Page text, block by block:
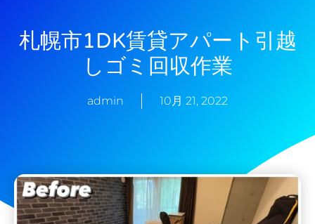
札幌市1DK賃貸アパート引越
しゴミ回収作業
admin 10月 21, 2022